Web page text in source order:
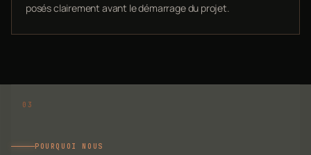
posés clairement avant le démarrage du projet.
POURQUOI NOUS